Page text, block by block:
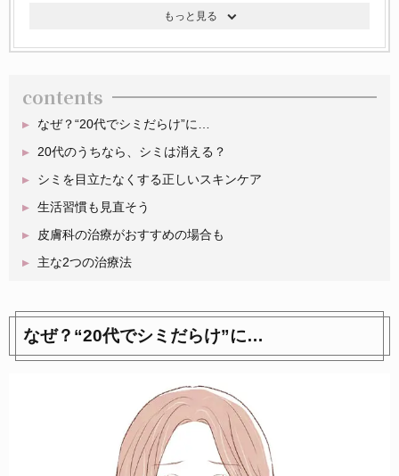
contents
なぜ？“20代でシミだらけ”に…
20代のうちなら、シミは消える？
シミを目立たなくする正しいスキンケア
生活習慣も見直そう
皮膚科の治療がおすすめの場合も
主な2つの治療法
なぜ？“20代でシミだらけ”に…